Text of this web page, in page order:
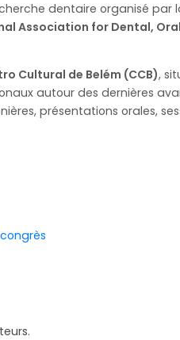
dentaire organisé par
Association for Dental,
Cultural de Belém (CCB),
autour des dernières
présentations orales,